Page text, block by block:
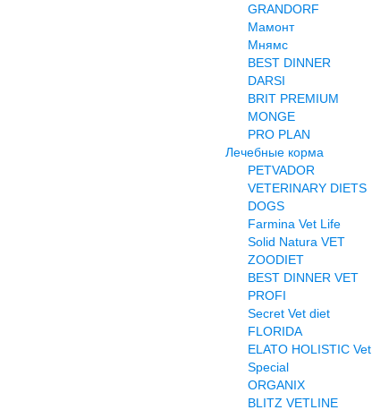
GRANDORF
Мамонт
Мнямс
BEST DINNER
DARSI
BRIT PREMIUM
MONGE
PRO PLAN
Лечебные корма
PETVADOR
VETERINARY DIETS
DOGS
Farmina Vet Life
Solid Natura VET
ZOODIET
BEST DINNER VET
PROFI
Secret Vet diet
FLORIDA
ELATO HOLISTIC Vet
Special
ORGANIX
BLITZ VETLINE